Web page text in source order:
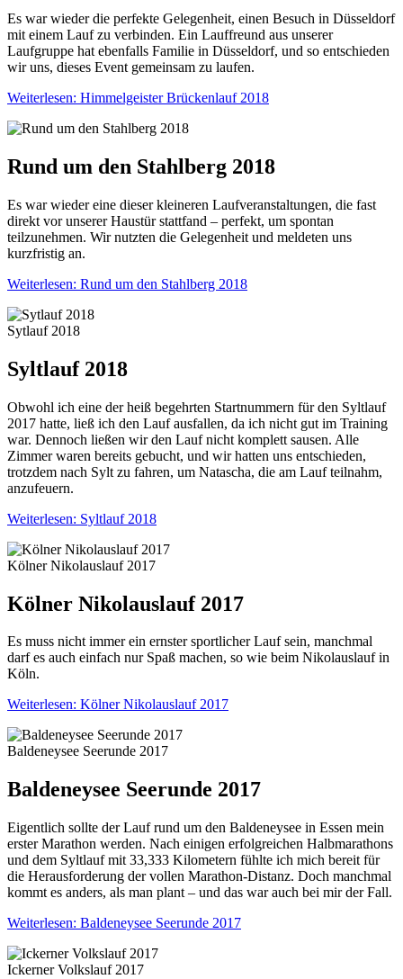
Es war wieder die perfekte Gelegenheit, einen Besuch in Düsseldorf
mit einem Lauf zu verbinden. Ein Lauffreund aus unserer
Laufgruppe hat ebenfalls Familie in Düsseldorf, und so entschieden
wir uns, dieses Event gemeinsam zu laufen.
Weiterlesen: Himmelgeister Brückenlauf 2018
Rund um den Stahlberg 2018
Es war wieder eine dieser kleineren Laufveranstaltungen, die fast
direkt vor unserer Haustür stattfand – perfekt, um spontan
teilzunehmen. Wir nutzten die Gelegenheit und meldeten uns
kurzfristig an.
Weiterlesen: Rund um den Stahlberg 2018
Sytlauf 2018
Syltlauf 2018
Obwohl ich eine der heiß begehrten Startnummern für den Syltlauf
2017 hatte, ließ ich den Lauf ausfallen, da ich nicht gut im Training
war. Dennoch ließen wir den Lauf nicht komplett sausen. Alle
Zimmer waren bereits gebucht, und wir hatten uns entschieden,
trotzdem nach Sylt zu fahren, um Natascha, die am Lauf teilnahm,
anzufeuern.
Weiterlesen: Syltlauf 2018
Kölner Nikolauslauf 2017
Kölner Nikolauslauf 2017
Es muss nicht immer ein ernster sportlicher Lauf sein, manchmal
darf es auch einfach nur Spaß machen, so wie beim Nikolauslauf in
Köln.
Weiterlesen: Kölner Nikolauslauf 2017
Baldeneysee Seerunde 2017
Baldeneysee Seerunde 2017
Eigentlich sollte der Lauf rund um den Baldeneysee in Essen mein
erster Marathon werden. Nach einigen erfolgreichen Halbmarathons
und dem Syltlauf mit 33,333 Kilometern fühlte ich mich bereit für
die Herausforderung der vollen Marathon-Distanz. Doch manchmal
kommt es anders, als man plant – und das war auch bei mir der Fall.
Weiterlesen: Baldeneysee Seerunde 2017
Ickerner Volkslauf 2017